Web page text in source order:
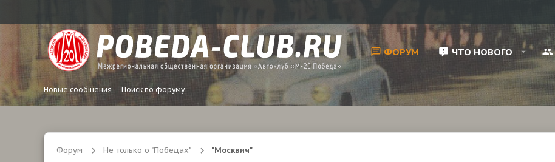
ФОРУМ ЧТО НОВОГО
Новые сообщения Поиск по форуму
Форум Не только о "Победах" "Москвич"